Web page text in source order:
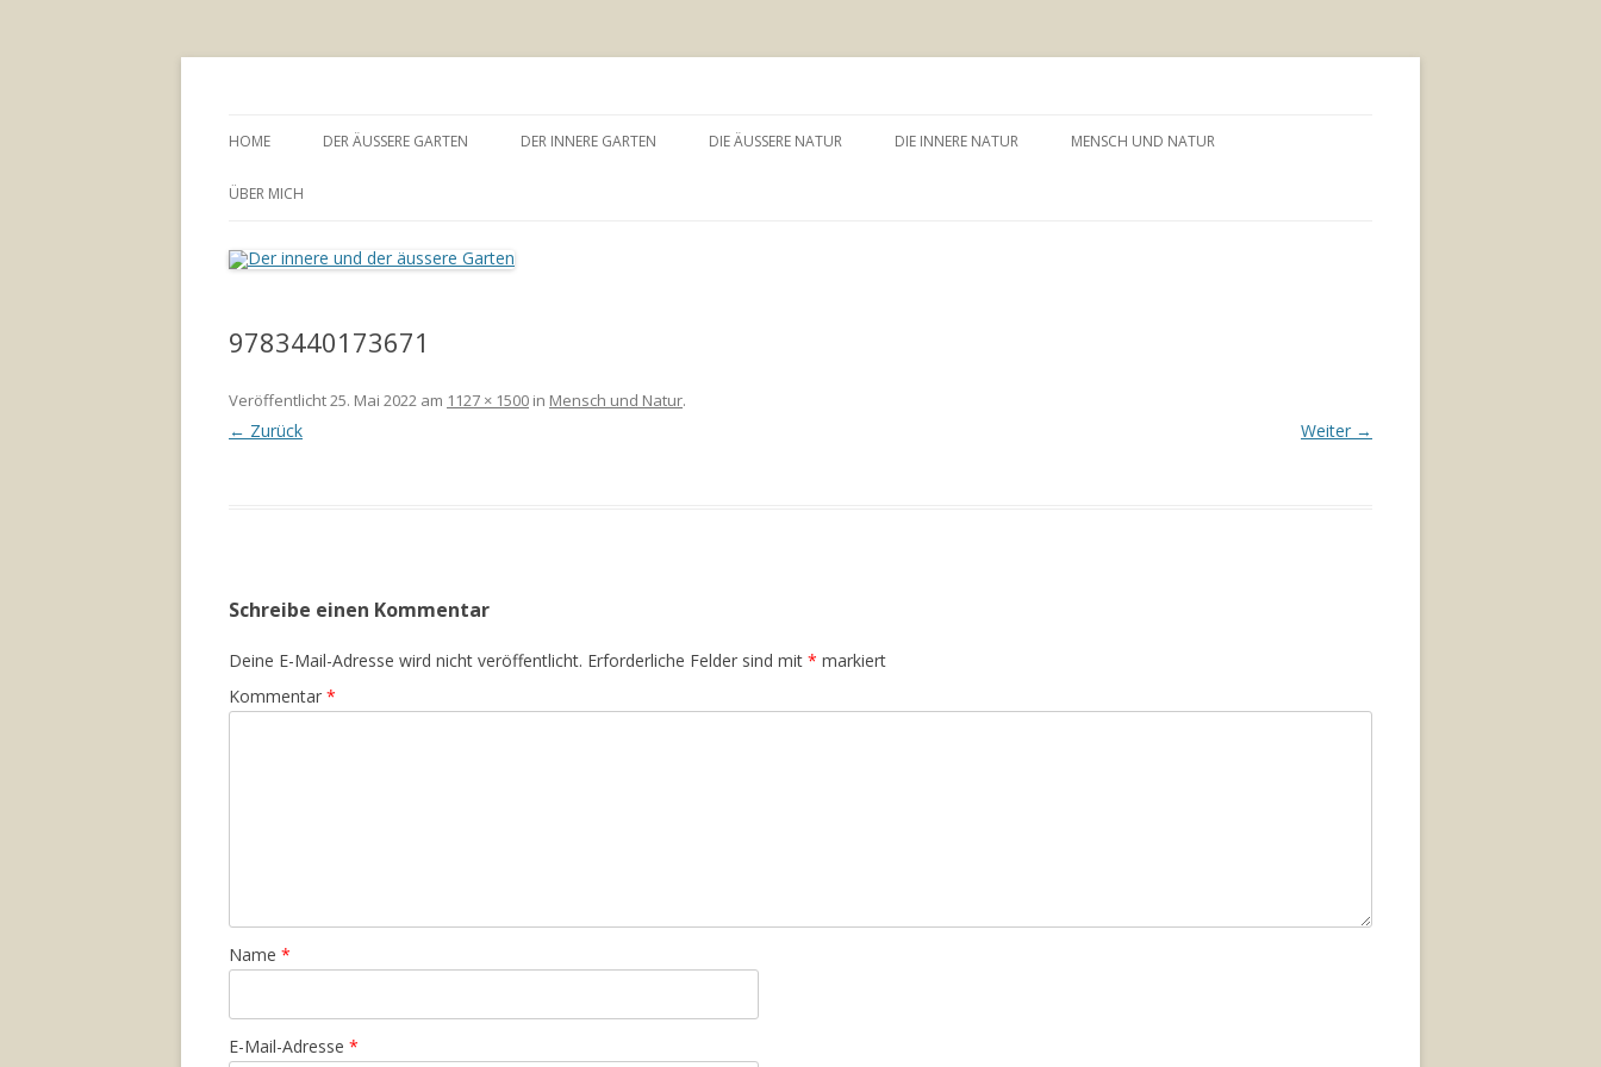
Inhalt
HOME DER ÄUSSERE GARTEN DER INNERE GARTEN DIE ÄUSSERE NATUR DIE INNERE NATUR MENSCH UND NATUR
ÜBER MICH
9783440173671
Veröffentlicht25. Mai 2022 am 1127 × 1500 in Mensch und Natur.
← Zurück Weiter →
Schreibe einen Kommentar
Deine E-Mail-Adresse wird nicht veröffentlicht. Erforderliche Felder sind mit * markiert
Kommentar *
Name *
E-Mail-Adresse *